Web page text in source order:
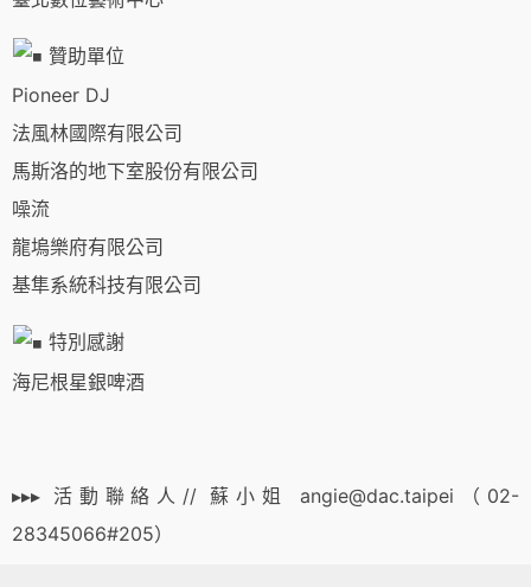
贊助單位
Pioneer DJ
法風林國際有限公司
馬斯洛的地下室股份有限公司
噪流
龍塢樂府有限公司
基隼系統科技有限公司
特別感謝
海尼根星銀啤酒
▸▸▸ 活動聯絡人// 蘇小姐 angie@dac.taipei（02-
28345066#205）